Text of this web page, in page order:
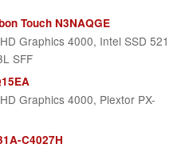
Touch N3NAQGE
Graphics 4000, Intel SSD 521
SFF
Graphics 4000, Plextor PX-
C4027H